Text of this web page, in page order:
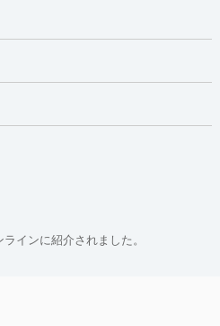
インに紹介されました。